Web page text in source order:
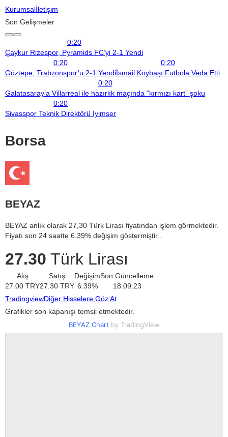
Kurumsalİletişim
Son Gelişmeler
0:20
Çaykur Rizespor, Pyramids FC’yi 2-1 Yendi
0:20
Göztepe, Trabzonspor’u 2-1 Yendi
0:20
İsmail Köybaşı Futbola Veda Etti
0:20
Galatasaray’a Villarreal ile hazırlık maçında “kırmızı kart” şoku
0:20
Sivasspor Teknik Direktörü İyimser
Borsa
BEYAZ
BEYAZ anlık olarak 27,30 Türk Lirası fiyatından işlem görmektedir.
Fiyatı son 24 saatte 6.39% değişim göstermiştir..
27.30 Türk Lirası
Alış
27.00 TRY
Satış
27.30 TRY
Değişim
6.39%
Son Güncelleme
18:09:23
TradingviewDiğer Hisselere Göz At
Grafikler son kapanışı temsil etmektedir.
BEYAZ Chart by TradingView